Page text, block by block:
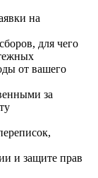
на
для чего
от вашего
за
и защите прав